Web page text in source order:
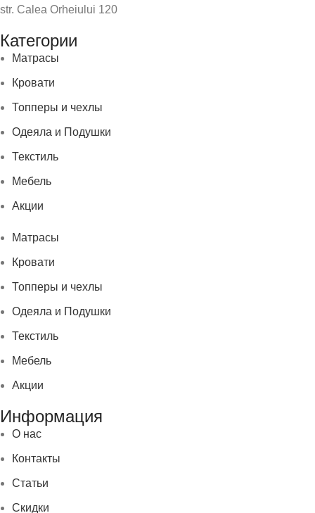
str. Calea Orheiului 120
Категории
Матрасы
Кровати
Топперы и чехлы
Одеяла и Подушки
Текстиль
Мебель
Акции
Матрасы
Кровати
Топперы и чехлы
Одеяла и Подушки
Текстиль
Мебель
Акции
Информация
О нас
Контакты
Статьи
Скидки